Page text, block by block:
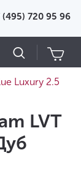
(495) 720 95 96
Luxury 2.5
LVT